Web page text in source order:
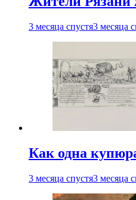
3 месяца спустя3 месяца
Как одна
3 месяца спустя3 месяца